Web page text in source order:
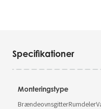
Specifikationer
Monteringstype